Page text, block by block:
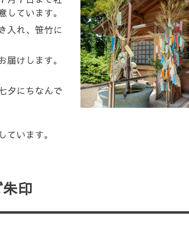
しています。
入れ、笹竹に
けします。
夕にちなんで
います。
印